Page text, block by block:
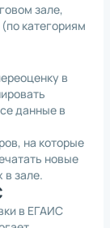
зале,
категориям
в
данные в
на которые
новые
в зале.
в ЕГАИС